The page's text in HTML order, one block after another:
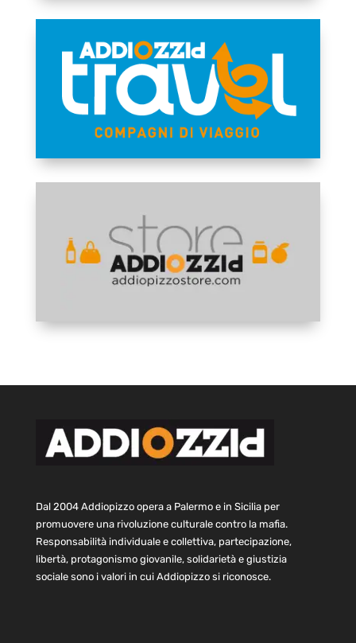
Dal 2004 Addiopizzo opera a Palermo e in Sicilia per
promuovere una rivoluzione culturale contro la mafia.
Responsabilità individuale e collettiva, partecipazione,
libertà, protagonismo giovanile, solidarietà e giustizia
sociale sono i valori in cui Addiopizzo si riconosce.